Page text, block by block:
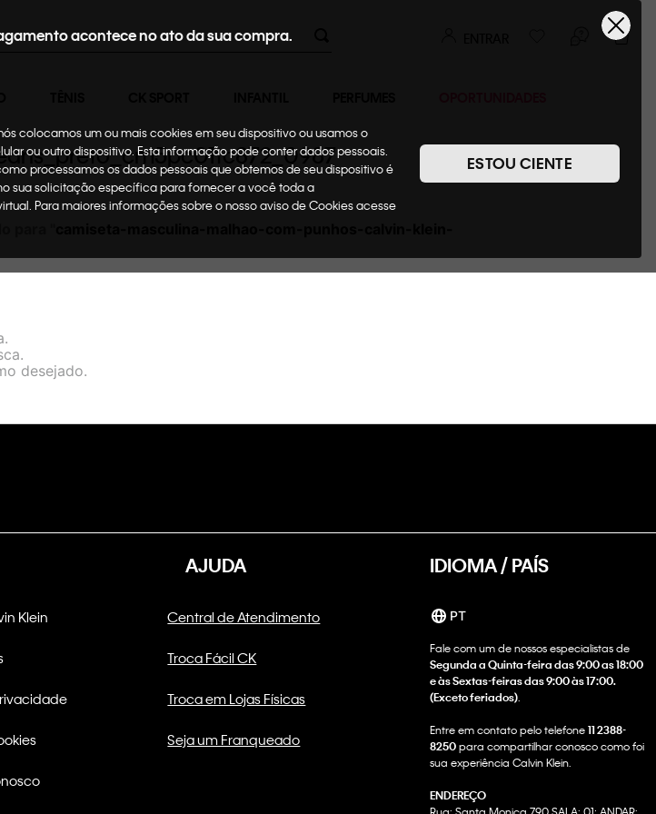
acontece no ato da sua compra.
colocamos um ou mais cookies em seu dispositivo ou usamos o
ou outro dispositivo. Esta informação pode conter dados pessoais.
processamos os dados pessoais que obtemos de seu dispositivo é
sua solicitação específica para fornecer a você toda a
Para maiores informações sobre o nosso aviso de Cookies acesse
ESTOU CIENTE
desejado.
Klein
AJUDA
Central de Atendimento
Troca Fácil CK
Troca em Lojas Físicas
Seja um Franqueado
IDIOMA / PAÍS
PT
Fale com um de nossos especialistas de
Segunda a Quinta-feira das 9:00 as 18:00
e às Sextas-feiras das 9:00 às 17:00.
(Exceto feriados)
Entre em contato pelo telefone11 2388-
8250para compartilhar conosco como foi
sua experiência Calvin Klein.
ENDEREÇO